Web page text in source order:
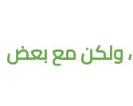
، ولكن مع بعض